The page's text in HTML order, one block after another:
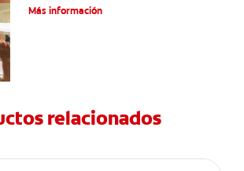
Más información
relacionados